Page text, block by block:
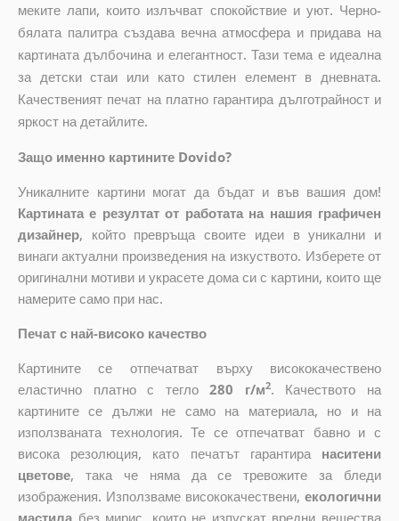
меките лапи, които излъчват спокойствие и уют. Черно-
бялата палитра създава вечна атмосфера и придава на
картината дълбочина и елегантност. Тази тема е идеална
за детски стаи или като стилен елемент в дневната.
Качественият печат на платно гарантира дълготрайност и
яркост на детайлите.
Защо именно картините Dovido?
Уникалните картини могат да бъдат и във вашия дом!
Картината е резултат от работата на нашия графичен
дизайнер, койтопревръща своите идеи в уникални и
винаги актуални произведения на изкуството. Изберете от
оригинални мотиви и украсете дома си с картини, които ще
намерите само при нас.
Печат с най-високо качество
Картините се отпечатват върху висококачествено
еластично платно с тегло280 г/м2. Качеството на
картините се дължи не само на материала, но и на
използваната технология. Те се отпечатват бавно и с
висока резолюция, като печатът гарантира наситени
цветове, така че няма да се тревожите за бледи
изображения. Използваме висококачествени,екологични